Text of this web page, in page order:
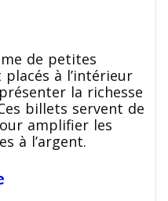
de petites
à l’intérieur
la richesse
billets servent de
amplifier les
à l’argent.